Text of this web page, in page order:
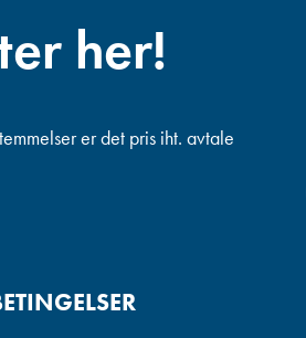
her!
er det pris iht. avtale